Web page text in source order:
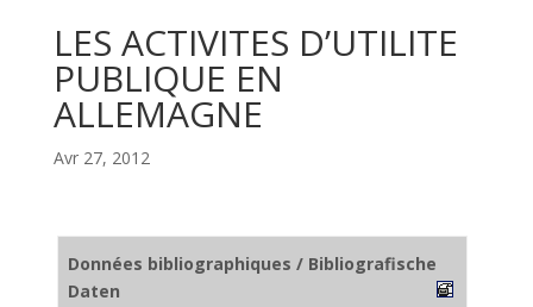
LES ACTIVITES D’UTILITE
PUBLIQUE EN
ALLEMAGNE
Avr 27, 2012
Données bibliographiques / Bibliografische
Daten